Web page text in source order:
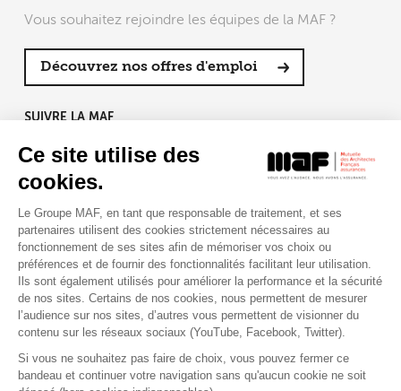
Ce site utilise des
cookies.
Le Groupe MAF, en tant que responsable de traitement, et ses
partenaires utilisent des cookies strictement nécessaires au
fonctionnement de ses sites afin de mémoriser vos choix ou
préférences et de fournir des fonctionnalités facilitant leur utilisation.
Ils sont également utilisés pour améliorer la performance et la sécurité
de nos sites. Certains de nos cookies, nous permettent de mesurer
l’audience sur nos sites, d’autres vous permettent de visionner du
contenu sur les réseaux sociaux (YouTube, Facebook, Twitter).
Si vous ne souhaitez pas faire de choix, vous pouvez fermer ce
bandeau et continuer votre navigation sans qu'aucun cookie ne soit
Vous souhaitez rejoindre les équipes de la MAF ?
Découvrez nos offres d'emploi
SUIVRE LA MAF
RETROUVEZ-NOUS SUR :